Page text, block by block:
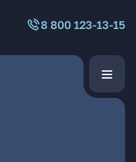
8 800 123-13-15